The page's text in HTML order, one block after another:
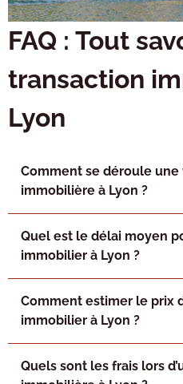
FAQ : Tout
transaction
Lyon
Comment se déroule une
immobilière à Lyon ?
Quel est le délai moyen
immobilier à Lyon ?
Comment estimer le prix
immobilier à Lyon ?
Quels sont les frais lors